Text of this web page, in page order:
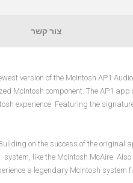
צור קשר
version of the McIntosh AP1
McIntosh component. The AP1
experience. Featuring the
on the success of the original
system, like the McIntosh McAire.
a legendary McIntosh system